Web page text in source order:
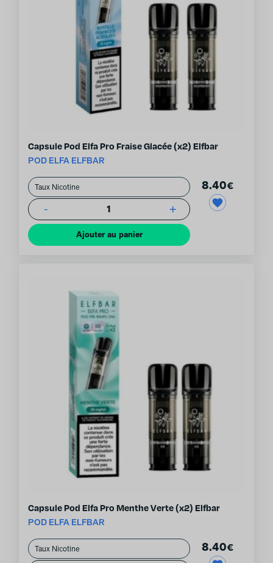
Capsule Pod Elfa Pro Fraise Glacée (x2) Elfbar
POD ELFA ELFBAR
- 1 +
Ajouter au panier
8.40€
Capsule Pod Elfa Pro Menthe Verte (x2) Elfbar
POD ELFA ELFBAR
8.40€